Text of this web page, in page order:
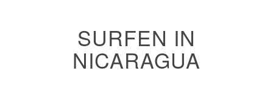
SURFEN IN
NICARAGUA